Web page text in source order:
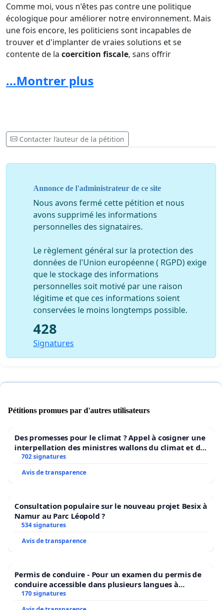
Comme moi, vous n'êtes pas contre une politique
écologique pour améliorer notre environnement. Mais
une fois encore, les politiciens sont incapables de
trouver et d'implanter de vraies solutions et se
contente de la coercition fiscale, sans offrir
parkings de dissuasion ? Peut-on vraiment compter sur
des transports en commun bondés, vieillissants (métro)
par vaux en vélo, du 1er janvier au 31 décembre ?
échec et a été abandonnée.
Rejoignez-nous, signez cette pétition, faites vous
entendre pour que le gouvernement arrête de voir
abandonnent leurs libertés pour des promesses non
tenues !
...Montrer plus
Contacter l’auteur de la pétition
Annonce de l'administrateur de ce site
Nous avons fermé cette pétition et nous
avons supprimé les informations
personnelles des signataires.
Le règlement général sur la protection des
données de l'Union européenne ( RGPD) exige
que le stockage des informations
personnelles soit motivé par une raison
légitime et que ces informations soient
conservées le moins longtemps possible.
428
Signatures
Pétitions promues par d'autres utilisateurs
Des promesses pour le climat ? Appel à cosigner une
interpellation des ministres wallons du climat et de
l’environnement.
702 signatures
Avis de transparence
Consultation populaire sur le nouveau projet Besix à
Namur au Parc Léopold ?
534 signatures
Avis de transparence
Permis de conduire - Pour un examen du permis de
conduire accessible dans plusieurs langues à
Bruxelles
170 signatures